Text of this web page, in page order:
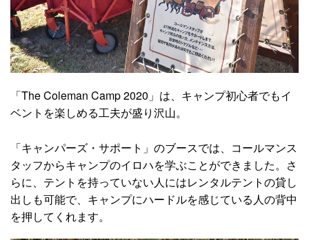
「The Coleman Camp 2020」は、キャンプ初心者でもイ
ベントを楽しめる工夫が盛り沢山。
「キャンパーズ・サポート」のブースでは、コールマンス
タッフからキャンプのイロハを学ぶことができました。さ
らに、テントを持っていない人にはレンタルテントの貸し
出しも可能で、キャンプにハードルを感じている人の背中
を押してくれます。